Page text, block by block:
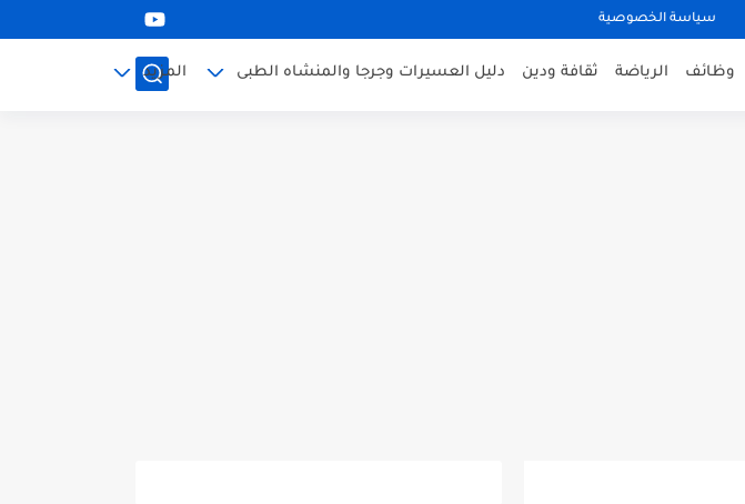
سياسة الخصوصية
وظائف الرياضة ثقافة ودين دليل العسيرات وجرجا والمنشاه الطبى المزيد